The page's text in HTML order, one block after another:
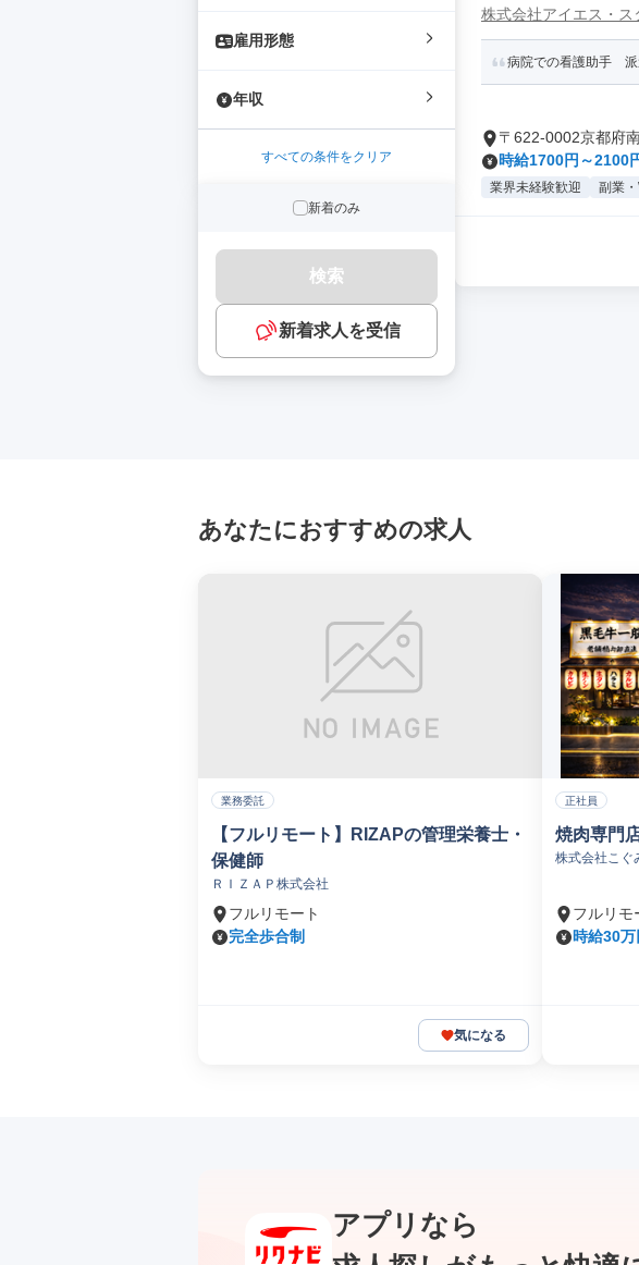
雇用形態
年収
すべての条件をクリア
新着のみ
検索
新着求人を受信
株式会社アイエス・ス
病院での看護助手 派
〒622-0002京都府
時給1700円～2100
業界未経験歓迎 副業
あなたにおすすめの求人
業務委託
【フルリモート】RIZAPの管理栄養士・
保健師
ＲＩＺＡＰ株式会社
フルリモート
完全歩合制
気になる
正社員
焼肉専門
株式会社こぐ
フルリモ
時給30万
アプリなら